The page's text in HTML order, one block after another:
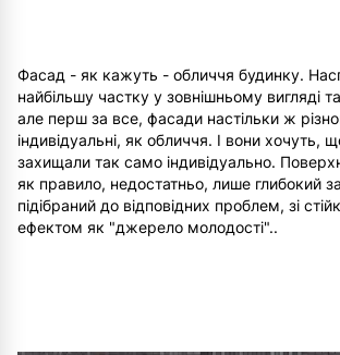
Фасад - як кажуть - обличчя будинку.
найбільшу частку у зовнішньому вигляді та
але перш за все, фасади настільки ж
індивідуальні, як обличчя. І вони хочуть,
захищали так само індивідуально.
як правило, недостатньо, лише глибокий
підібраний до відповідних проблем, зі
ефектом як "джерело молодості"..